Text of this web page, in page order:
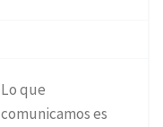
Lo que
comunicamos es